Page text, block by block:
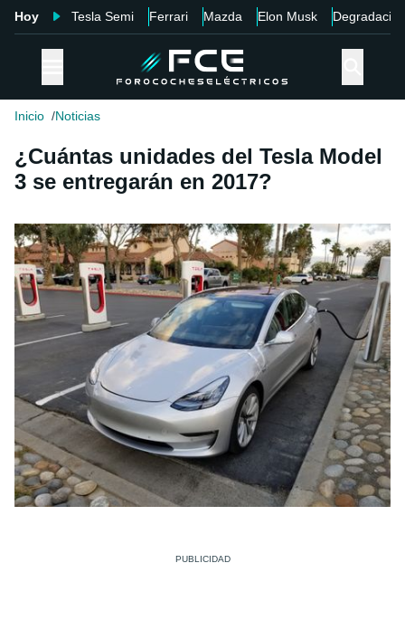
Hoy Tesla Semi Ferrari Mazda Elon Musk Degradación
Inicio Noticias
¿Cuántas unidades del Tesla Model
3 se entregarán en 2017?